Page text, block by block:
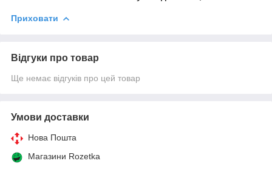
Приховати
Відгуки про товар
Ще немає відгуків про цей товар
Умови доставки
Нова Пошта
Магазини Rozetka